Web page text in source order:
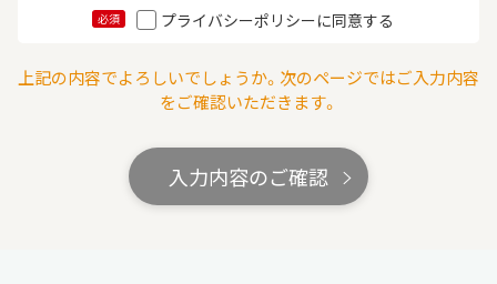
必須 プライバシーポリシーに同意する
上記の内容でよろしいでしょうか。次のページではご入力内容
をご確認いただきます。
入力内容のご確認